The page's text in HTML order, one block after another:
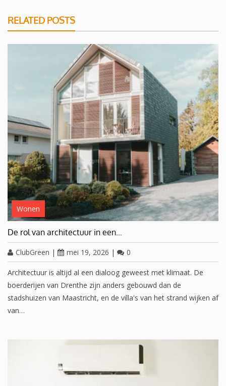
RELATED POSTS
Wonen
De rol van architectuur in een…
ClubGreen | mei 19, 2026 | 0
Architectuur is altijd al een dialoog geweest met klimaat. De
boerderijen van Drenthe zijn anders gebouwd dan de
stadshuizen van Maastricht, en de villa's van het strand wijken af
van…